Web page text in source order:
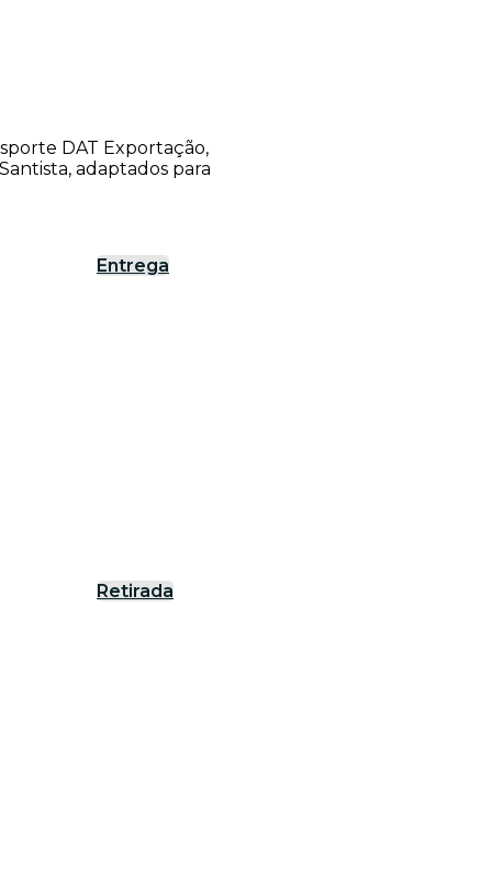
DAT Exportação,
adaptados para
Entrega
Retirada